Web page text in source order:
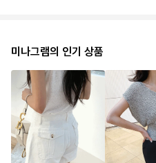
미나그램의 인기 상품